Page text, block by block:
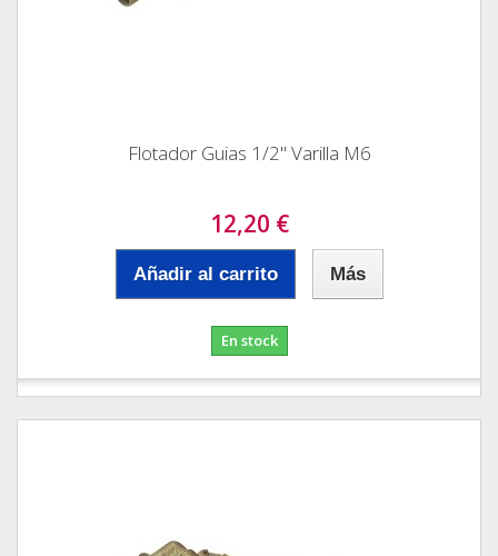
Flotador Guias 1/2" Varilla M6
12,20 €
Añadir al carrito Más
En stock